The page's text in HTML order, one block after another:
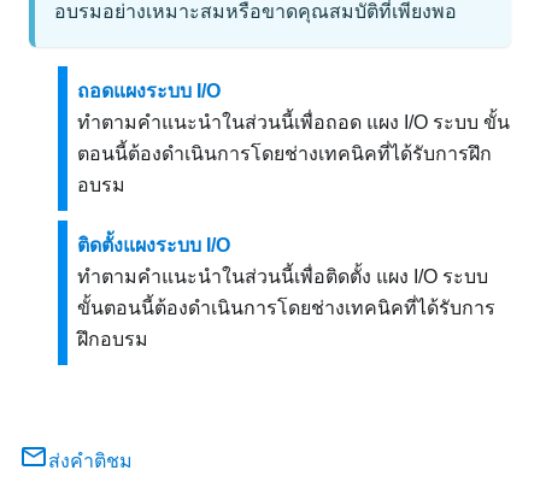
อบรมอย่างเหมาะสมหรือขาดคุณสมบัติที่เพียงพอ
ถอดแผงระบบ I/O
ทำตามคำแนะนำในส่วนนี้เพื่อถอด แผง I/O ระบบ ขั้น
ตอนนี้ต้องดำเนินการโดยช่างเทคนิคที่ได้รับการฝึก
อบรม
ติดตั้งแผงระบบ I/O
ทำตามคำแนะนำในส่วนนี้เพื่อติดตั้ง แผง I/O ระบบ
ขั้นตอนนี้ต้องดำเนินการโดยช่างเทคนิคที่ได้รับการ
ฝึกอบรม
ส่งคำติชม